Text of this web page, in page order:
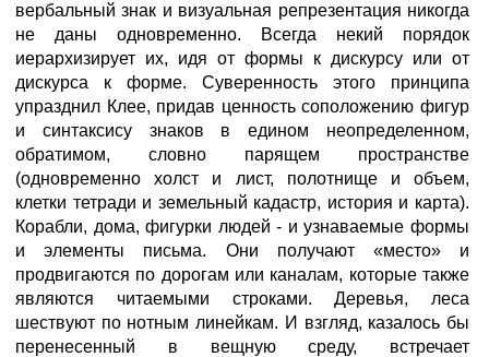
вербальный знак и визуальная репрезентация никогда
не даны одновременно. Всегда некий порядок
иерархизирует их, идя от формы к дискурсу или от
дискурса к форме. Суверенность этого принципа
упразднил Клее, придав ценность соположению фигур
и синтаксису знаков в едином неопределенном,
обратимом, словно парящем пространстве
(одновременно холст и лист, полотнище и объем,
клетки тетради и земельный кадастр, история и карта).
Корабли, дома, фигурки людей - и узнаваемые формы
и элементы письма. Они получают «место» и
продвигаются по дорогам или каналам, которые также
являются читаемыми строками. Деревья, леса
шествуют по нотным линейкам. И взгляд, казалось бы
перенесенный в вещную среду, встречает